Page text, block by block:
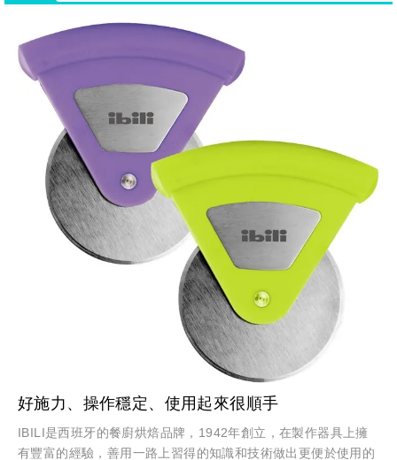
好施力、操作穩定、使用起來很順手
IBILI是西班牙的餐廚烘焙品牌，1942年創立，在製作器具上擁
有豐富的經驗，善用一路上習得的知識和技術做出更便於使用的